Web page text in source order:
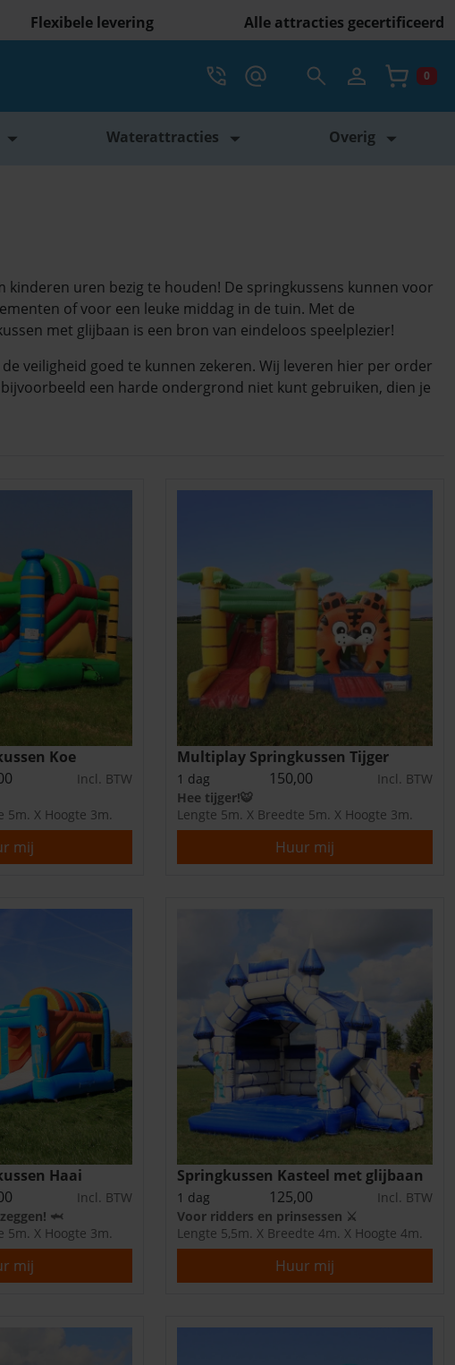
Flexibele levering Alle attracties gecertificeerd
Bel ons op 088 398 5000
mail ons info@vcompany.nl
Zoekveld openen
Account 0
Waterattracties Overig
uren bezig te houden! De springkussens kunnen voor
of voor een leuke middag in de tuin. Met de
met glijbaan is een bron van eindeloos speelplezier!
veiligheid goed te kunnen zekeren. Wij leveren hier per order
een harde ondergrond niet kunt gebruiken, dien je
Koe
Incl. BTW
5m. X Hoogte 3m.
mij
Multiplay Springkussen Tijger
1 dag 150,00
Incl. BTW
Hee tijger!🐯
Lengte 5m. X Breedte 5m. X Hoogte 3m.
Huur mij
Haai
Incl. BTW
🦈
5m. X Hoogte 3m.
mij
Springkussen Kasteel met glijbaan
1 dag 125,00
Incl. BTW
Voor ridders en prinsessen ⚔️
Lengte 5,5m. X Breedte 4m. X Hoogte 4m.
Huur mij